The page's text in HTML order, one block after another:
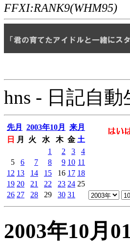
FFXI:RANK9(WHM95)
hns - 日記自
先月 2003年10月
来月
日
月 火 水 木 金 土
1
2 3
4
5
6 7 8 9 10 11
12 13 14 15 16 17 18
19 20 21 22 23 24 25
26 27 28 29 30 31
2003年10月